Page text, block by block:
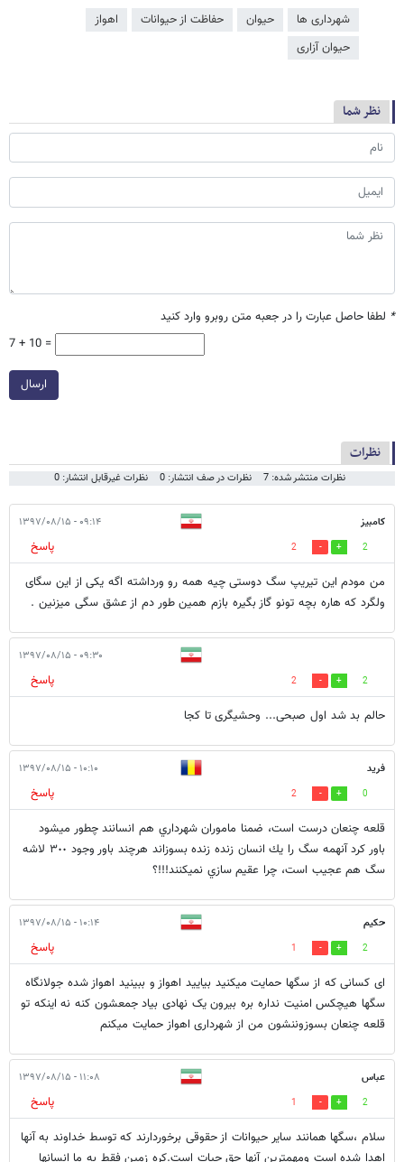
شهرداری ها حیوان حفاظت از حیوانات
اهواز
حیوان آزاری
نظر شما
* لطفا حاصل عبارت را در جعبه متن روبرو وارد کنید
7 + 10 =
ارسال
نظرات
نظرات منتشر شده: 7 نظرات در صف انتشار: 0 نظرات غیرقابل انتشار: 0
کامبیز ۰۹:۱۴ - ۱۳۹۷/۰۸/۱۵
2
2
پاسخ
من مودم این تیریپ سگ دوستی چیه همه رو ورداشته اگه یکی از این سگای
ولگرد که هاره بچه تونو گاز بگیره بازم همین طور دم از عشق سگی میزنین .
۰۹:۳۰ - ۱۳۹۷/۰۸/۱۵
2
2
پاسخ
حالم بد شد اول صبحى... وحشيگرى تا كجا
فريد ۱۰:۱۰ - ۱۳۹۷/۰۸/۱۵
0
2
پاسخ
قلعه چنعان درست است، ضمنا ماموران شهرداري هم انسانند چطور ميشود
باور كرد آنهمه سگ را يك انسان زنده زنده بسوزاند هرچند باور وجود ٣٠٠ لاشه
سگ هم عجيب است، چرا عقيم سازي نميكنند!!!؟
حکیم ۱۰:۱۴ - ۱۳۹۷/۰۸/۱۵
2
1
پاسخ
ای کسانی که از سگها حمایت میکنید بیایید اهواز و ببینید اهواز شده جولانگاه
سگها هیچکس امنیت نداره بره بیرون یک نهادی بیاد جمعشون کنه نه اینکه تو
قلعه چنعان بسوزوننشون من از شهرداری اهواز حمایت میکنم
عباس ۱۱:۰۸ - ۱۳۹۷/۰۸/۱۵
2
1
پاسخ
سلام ،سگها همانند سایر حیوانات از حقوقی برخوردارند که توسط خداوند به آنها
اهدا شده است ومهمترین آنها حق حیات است.کره زمین فقط به ما انسانها